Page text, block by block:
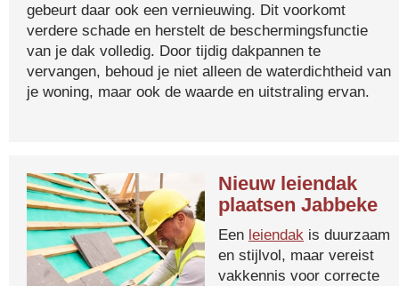
gebeurt daar ook een vernieuwing. Dit voorkomt
verdere schade en herstelt de beschermingsfunctie
van je dak volledig. Door tijdig dakpannen te
vervangen, behoud je niet alleen de waterdichtheid van
je woning, maar ook de waarde en uitstraling ervan.
Nieuw leiendak
plaatsen Jabbeke
Een leiendak is duurzaam
en stijlvol, maar vereist
vakkennis voor correcte